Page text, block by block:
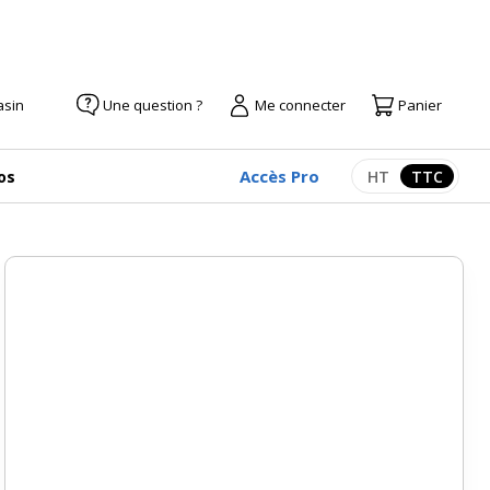
Une question ? Me connecter Panier
Accès Pro Afficher les
HT TTC